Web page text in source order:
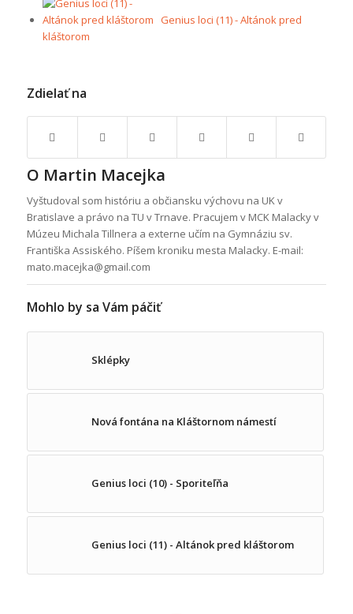
Genius loci (11) - Altánok pred
kláštorom
Zdielať na
O Martin Macejka
Vyštudoval som históriu a občiansku výchovu na UK v
Bratislave a právo na TU v Trnave. Pracujem v MCK Malacky v
Múzeu Michala Tillnera a externe učím na Gymnáziu sv.
Františka Assiského. Píšem kroniku mesta Malacky. E-mail:
mato.macejka@gmail.com
Mohlo by sa Vám páčiť
Sklépky
Nová fontána na Kláštornom námestí
Genius loci (10) - Sporiteľňa
Genius loci (11) - Altánok pred kláštorom